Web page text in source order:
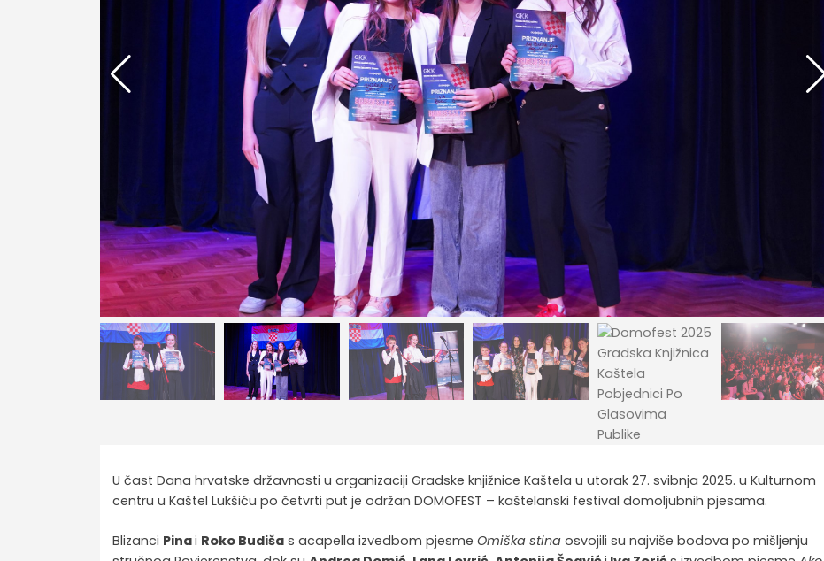
U čast Dana hrvatske državnosti u organizaciji Gradske knjižnice Kaštela u utorak 27. svibnja 2025. u Kulturnom
centru u Kaštel Lukšiću po četvrti put je održan DOMOFEST – kaštelanski festival domoljubnih pjesama.
Blizanci Pinai Roko Budiša s acapella izvedbom pjesmeOmiška stina osvojili su najviše bodova po mišljenju